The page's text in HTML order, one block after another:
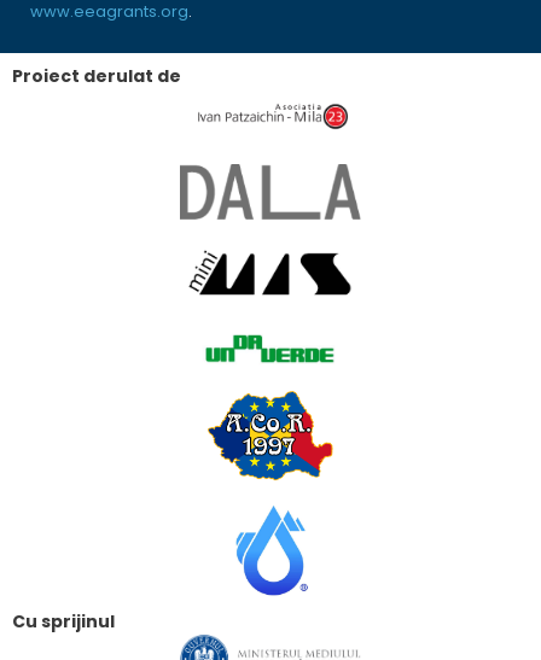
www.eeagrants.org.
Proiect derulat de
Cu sprijinul